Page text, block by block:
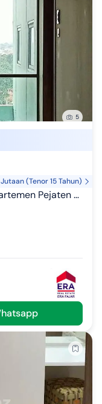
5
(Tenor 15 Tahun)
Pejaten Park View